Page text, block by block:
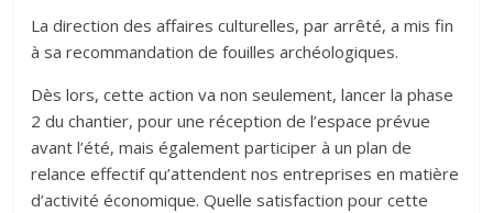
La direction des affaires culturelles, par arrêté, a mis fin
à sa recommandation de fouilles archéologiques.
Dès lors, cette action va non seulement, lancer la phase
2 du chantier, pour une réception de l’espace prévue
avant l’été, mais également participer à un plan de
relance effectif qu’attendent nos entreprises en matière
d’activité économique. Quelle satisfaction pour cette